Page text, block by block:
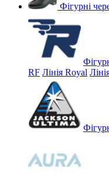
Фігурні
RF Лінія Royal